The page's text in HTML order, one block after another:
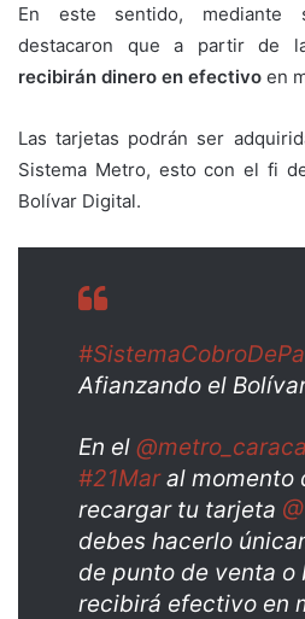
En este sentido, mediante
destacaron que a partir de
recibirán dinero en efectivo en
Las tarjetas podrán ser
Sistema Metro, esto con el fi
Bolívar Digital.
Afianzando el
En el
#21Maral momento
recargar tu tarjeta
debes hacerlo
de punto de venta o
recibirá efectivo en